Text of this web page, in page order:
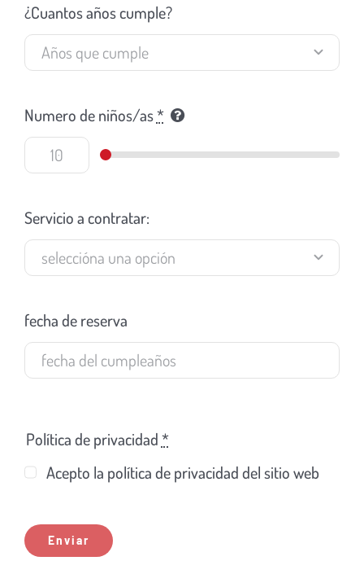
¿Cuantos años cumple?
Numero de niños/as*
Servicio a contratar:
fecha de reserva
Política de privacidad*
Acepto la política de privacidad del sitio web
Enviar